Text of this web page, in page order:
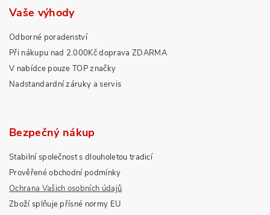
Vaše výhody
Odborné poradenství
Při nákupu nad 2.000Kč doprava ZDARMA
V nabídce pouze TOP značky
Nadstandardní záruky a servis
Bezpečný nákup
Stabilní společnost s dlouholetou tradicí
Prověřené obchodní podmínky
Ochrana Vašich osobních údajů
Zboží splňuje přísné normy EU